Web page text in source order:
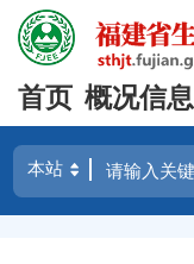
首页 概况信息